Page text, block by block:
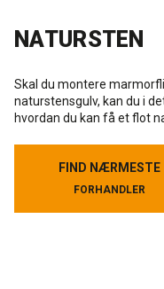
Rense- og
Facadepuds og
Referencer
Downloads
Pro Club
SE
EN
NATURSTEN
Skal du montere
naturstensgulv, kan du i
hvordan du kan få et flot
FIND NÆRMESTE
FORHANDLER
FIND NÆRMESTE
FORHANDLER